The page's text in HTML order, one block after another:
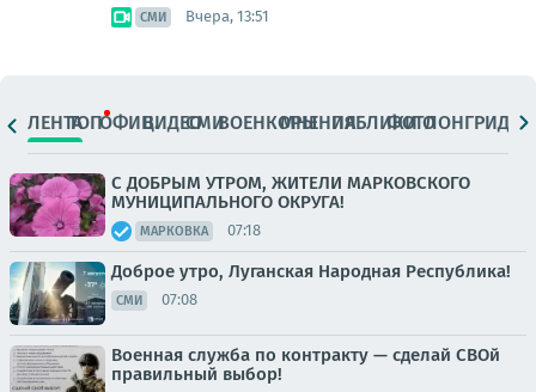
СМИ Вчера, 13:51
ЛЕНТАТОПОФИЦ.ВИДЕОСМИВОЕНКОРЫМНЕНИЯПАБЛИКИ
ФОТОЛОНГРИДЫ
С ДОБРЫМ УТРОМ, ЖИТЕЛИ МАРКОВСКОГО
МУНИЦИПАЛЬНОГО ОКРУГА!
МАРКОВКА 07:18
Доброе утро, Луганская Народная Республика!
СМИ 07:08
Военная служба по контракту — сделай СВОй
правильный выбор!